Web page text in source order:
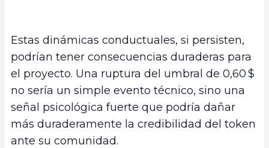
Estas dinámicas conductuales, si persisten,
podrían tener consecuencias duraderas para
el proyecto. Una ruptura del umbral de 0,60 $
no sería un simple evento técnico, sino una
señal psicológica fuerte que podría dañar
más duraderamente la credibilidad del token
ante su comunidad.